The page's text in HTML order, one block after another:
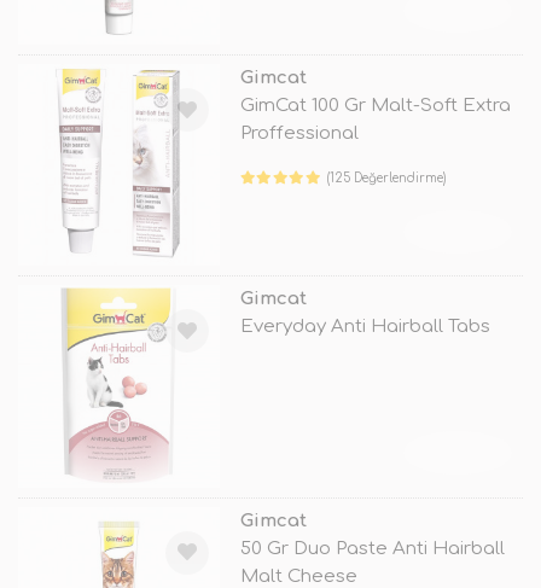
Gimcat
GimCat 100 Gr Malt-Soft Extra
Proffessional
(125 Değerlendirme)
Gimcat
Everyday Anti Hairball Tabs
Gimcat
50 Gr Duo Paste Anti Hairball
Malt Cheese